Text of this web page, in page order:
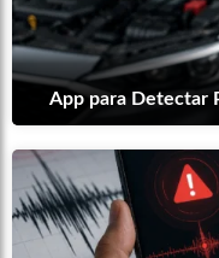
App para Detectar